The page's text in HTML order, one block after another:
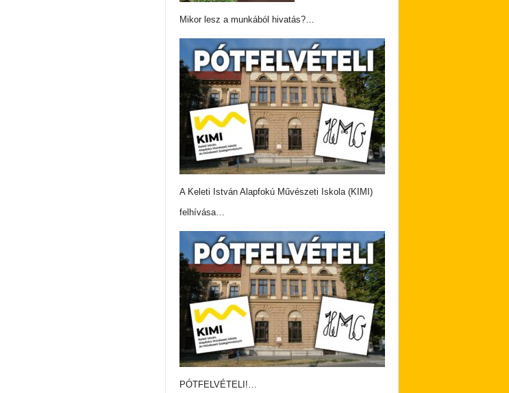
Mikor lesz a munkából hivatás?…
A Keleti István Alapfokú Művészeti Iskola (KIMI)
felhívása…
PÓTFELVÉTELI!…